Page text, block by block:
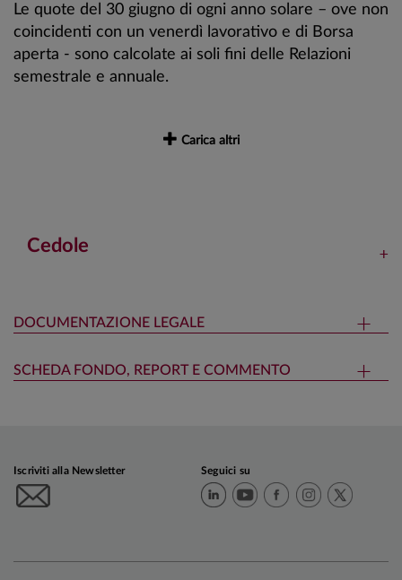
Le quote del 30 giugno di ogni anno solare – ove non
coincidenti con un venerdì lavorativo e di Borsa
aperta - sono calcolate ai soli fini delle Relazioni
semestrale e annuale.
Carica altri
Cedole
DOCUMENTAZIONE LEGALE
SCHEDA FONDO, REPORT E COMMENTO
Iscriviti alla Newsletter Seguici su